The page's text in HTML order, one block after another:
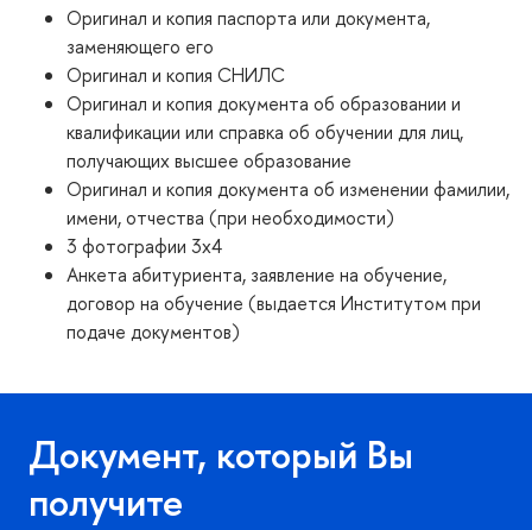
профессионального развития в сфере управления
проектами в недвижимости. Практическая работа
руппе, актуальность кейсов и мастер-классов, опыт
едущих мастер-классы, а также теоретическая
часть обучения помогла мне выработать систему
знаний, которая может быть успешно применена на
практике.
целом данный курс помог мне получить хорошее
азовое представление об экономике
недвижимости, оценке бизнеса, бухгалтерском
учете, договорных отношениях в сфере
недвижимости.
Об этой программе я узнал из Интернета, и, пройдя
обучение по ней, не обманулся в своих ожиданиях.
печатление от обучения – отличное!
Оригинал и копия паспорта или документа,
заменяющего его
Оригинал и копия СНИЛС
Оригинал и копия документа об образовании и
квалификации или справка об обучении для лиц,
получающих высшее образование
Оригинал и копия документа об изменении фамилии,
имени, отчества (при необходимости)
3 фотографии 3x4
Анкета абитуриента, заявление на обучение,
договор на обучение (выдается Институтом при
подаче документов)
Документ, который Вы
получите